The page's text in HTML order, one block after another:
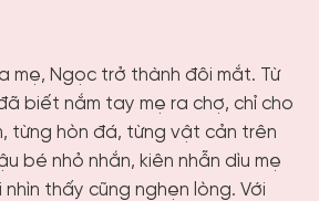
mẹ, Ngọc trở thành đôi mắt. Từ
biết nắm tay mẹ ra chợ, chỉ cho
từng hòn đá, từng vật cản trên
bé nhỏ nhắn, kiên nhẫn dìu mẹ
thấy cũng nghẹn lòng. Với